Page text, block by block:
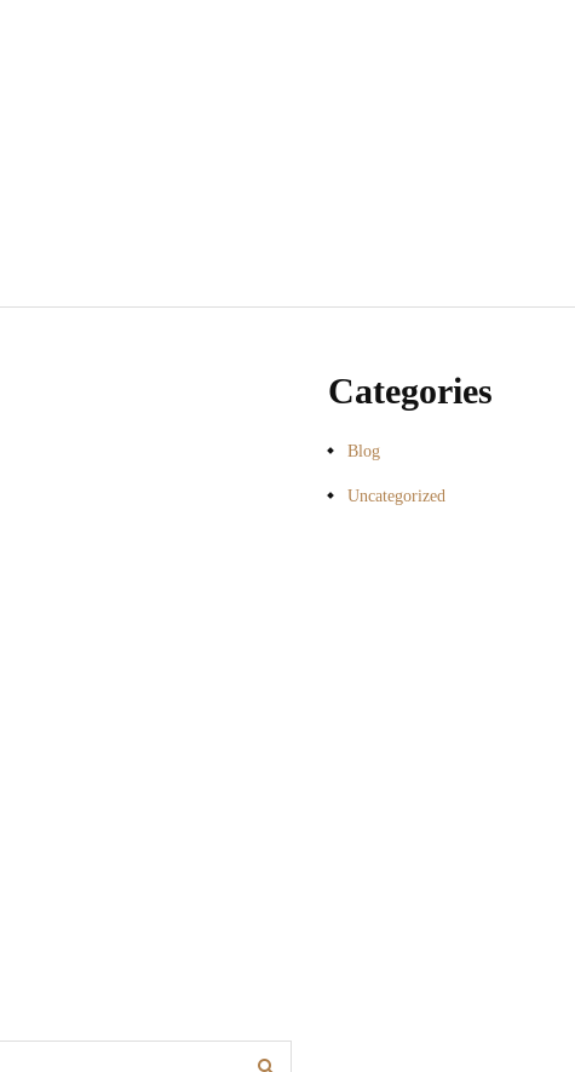
Categories
Blog
Uncategorized